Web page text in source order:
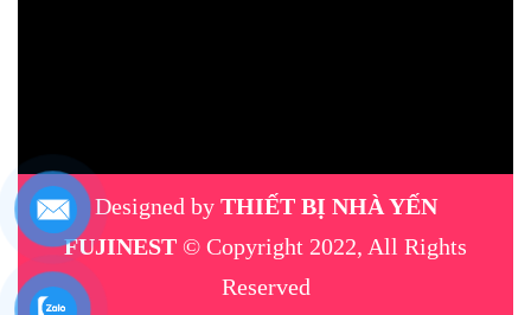
Designed by THIẾT BỊ NHÀ YẾN
FUJINEST © Copyright 2022, All Rights
Reserved